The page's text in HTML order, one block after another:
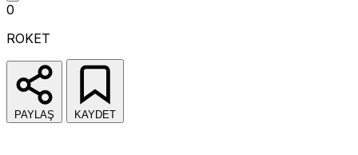
0
ROKET
PAYLAŞ KAYDET